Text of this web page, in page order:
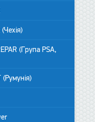
(Група PSA,